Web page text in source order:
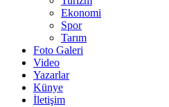
Ekonomi
Spor
Tarım
Foto Galeri
Video
Yazarlar
Künye
İletişim